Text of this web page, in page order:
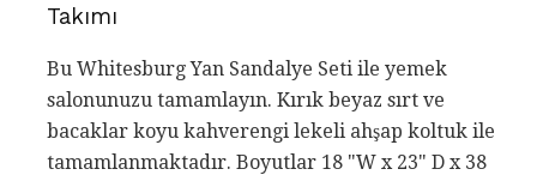
Takımı
Bu Whitesburg Yan Sandalye Seti ile yemek
salonunuzu tamamlayın. Kırık beyaz sırt ve
bacaklar koyu kahverengi lekeli ahşap koltuk ile
tamamlanmaktadır. Boyutlar 18 "W x 23" D x 38